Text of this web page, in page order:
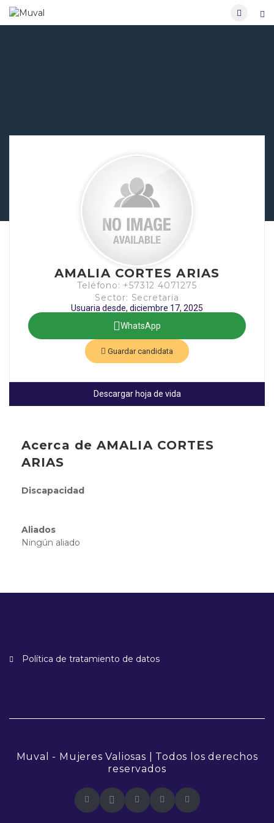
AMALIA CORTES ARIAS
Teléfono: +57312 4071275
Sector: Secretaria
Usuaria desde, diciembre 17, 2025
WhatsApp
Guardar candidata
Descargar hoja de vida
Acerca de AMALIA CORTES
ARIAS
Discapacidad
Aliados
Ningún aliado
Política de tratamiento de datos
Muval - Mujeres Valiosas | Todos los derechos
reservados